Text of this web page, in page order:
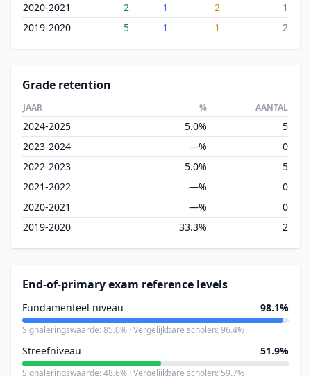
2020-2021
2 1 2
1
2019-2020
5 1 1 2
Grade retention
JAAR % AANTAL
2024-2025 5.0%
5
2023-2024
—%
0
2022-2023
5.0%
5
2021-2022
—%
0
2020-2021
—%
0
2019-2020
33.3% 2
End-of-primary exam reference levels
Fundamenteel niveau 98.1%
Signaleringswaarde: 85.0% · Vergelijkbare scholen: 96.4%
Streefniveau 51.9%
Signaleringswaarde: 48.6% · Vergelijkbare scholen: 59.7%